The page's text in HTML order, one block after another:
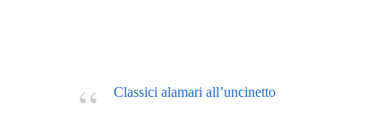
Classici alamari all’uncinetto